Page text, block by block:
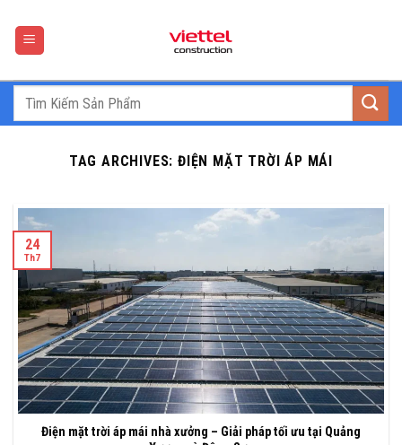
content
TAG ARCHIVES:ĐIỆN MẶT TRỜI ÁP MÁI
Điện mặt trời áp mái nhà xưởng – Giải pháp tối ưu tại Quảng
24
Th7